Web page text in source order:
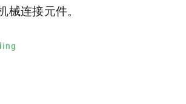
械连接元件。